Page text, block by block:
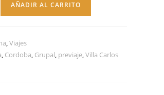
AÑADIR AL CARRITO
,Viajes
, Cordoba, Grupal, previaje,Villa Carlos